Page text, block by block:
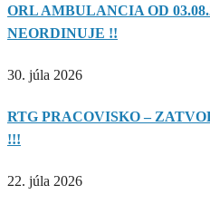
ORL AMBULANCIA OD
NEORDINUJE !!
30. júla 2026
RTG PRACOVISKO –
!!!
22. júla 2026